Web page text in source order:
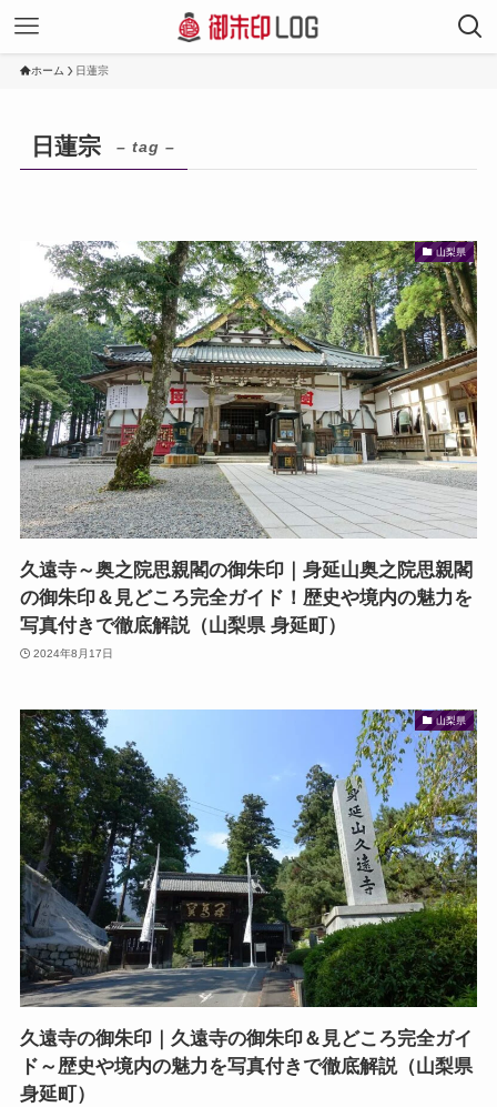
ホーム 日蓮宗
日蓮宗 – tag –
山梨県
久遠寺～奥之院思親閣の御朱印｜身延山奥之院思親閣
の御朱印＆見どころ完全ガイド！歴史や境内の魅力を
写真付きで徹底解説（山梨県 身延町）
2024年8月17日
山梨県
久遠寺の御朱印｜久遠寺の御朱印＆見どころ完全ガイ
ド～歴史や境内の魅力を写真付きで徹底解説（山梨県
身延町）